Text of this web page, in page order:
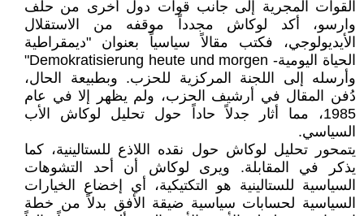
القوات المجرية إلى جانب قوات دول أخرى من حلف
وارسو، أكد لوكاش مجدداً موقفه من الاستقلال
الأيديولوجي، فكتب مقالاً سياسياً بعنوان "ديمقراطية
الحياة اليومية- Demokratisierung heute und morgen"
وأرسله إلى اللجنة المركزية للحزب. وبطبيعة الحال،
دُفن المقال في أرشيف الحزب، ولم يظهر إلا في عام
1985، مما أثار جدلاً حاداً حول تحليل لوكاش الأب
السياسي.
يتمحور تحليل لوكاش حول نقده اللاذع للستالينية، كما
يذكر في المقابلة. ويرى لوكاش أن أحد التشوهات
السياسية للستالينية هو التكتيكية، أي إخضاع الخيارات
السياسية لحسابات سياسية ضيقة الأفق بدلاً من خطة